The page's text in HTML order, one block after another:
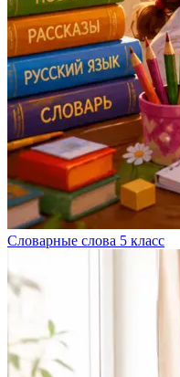
Словарные слова 5 класс